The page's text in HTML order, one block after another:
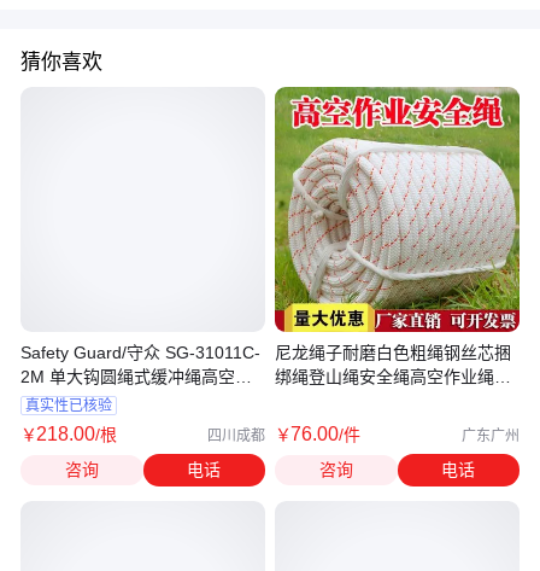
猜你喜欢
Safety Guard/守众 SG-31011C-
2M 单大钩圆绳式缓冲绳高空坠
落减震绳
真实性已核验
￥218.00/根 四川成都
咨询 电话
尼龙绳子耐磨白色粗绳钢丝芯捆
绑绳登山绳安全绳高空作业绳保
￥76.00/件 广东广州
咨询 电话